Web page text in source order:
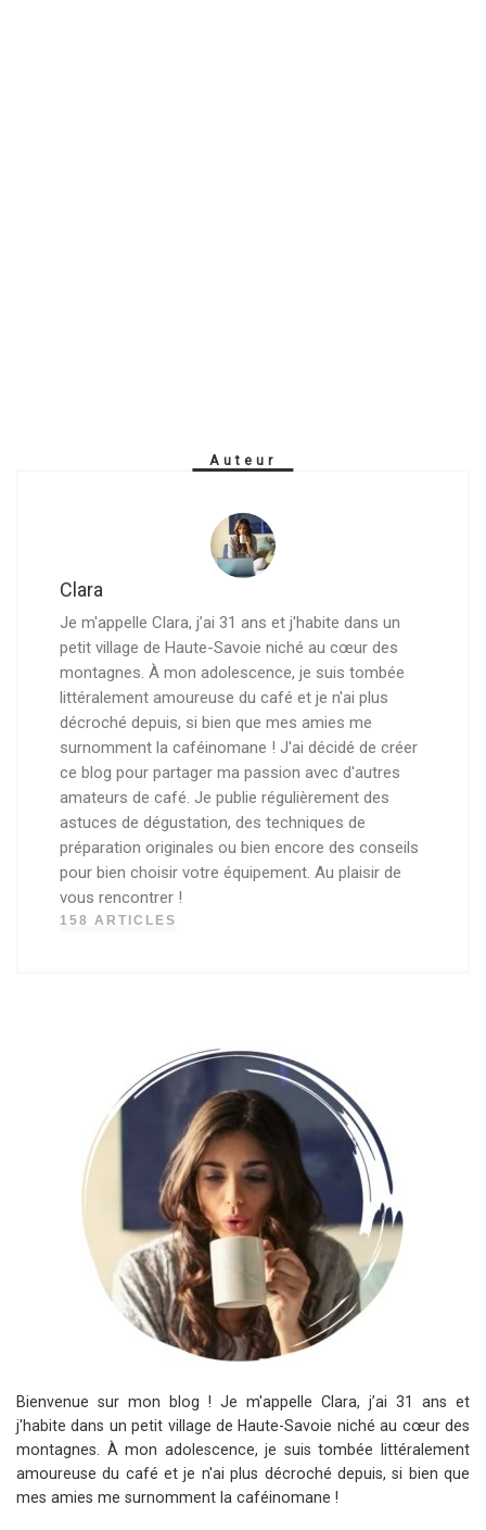
Auteur
Clara
Je m'appelle Clara, j’ai 31 ans et j'habite dans un
petit village de Haute-Savoie niché au cœur des
montagnes. À mon adolescence, je suis tombée
littéralement amoureuse du café et je n'ai plus
décroché depuis, si bien que mes amies me
surnomment la caféinomane ! J'ai décidé de créer
ce blog pour partager ma passion avec d'autres
amateurs de café. Je publie régulièrement des
astuces de dégustation, des techniques de
préparation originales ou bien encore des conseils
pour bien choisir votre équipement. Au plaisir de
vous rencontrer !
158 ARTICLES
Bienvenue sur mon blog ! Je m'appelle Clara, j’ai 31 ans et
j'habite dans un petit village de Haute-Savoie niché au cœur des
montagnes. À mon adolescence, je suis tombée littéralement
amoureuse du café et je n'ai plus décroché depuis, si bien que
mes amies me surnomment la caféinomane !